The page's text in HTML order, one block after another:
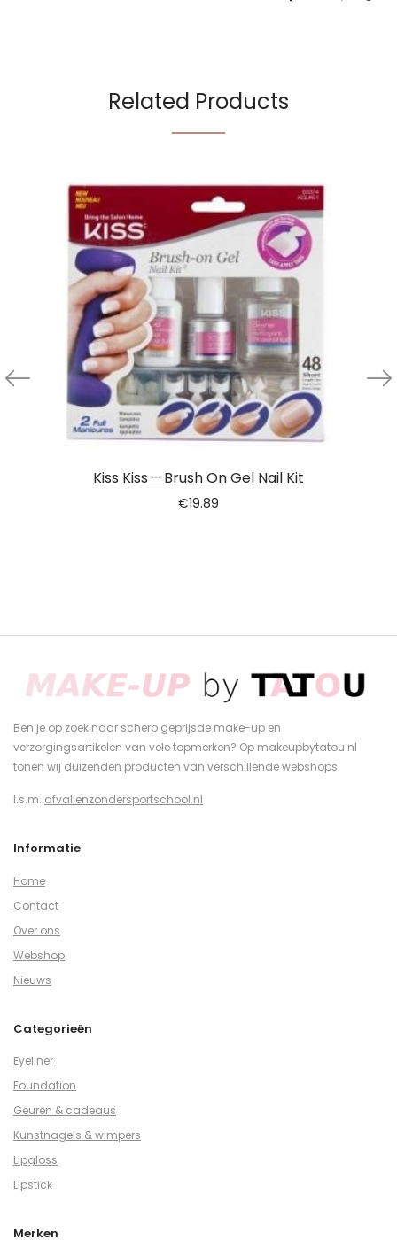
Related Products
Kiss Kiss – Brush On Gel Nail Kit
€19.89
Ben je op zoek naar scherp geprijsde make-up en
verzorgingsartikelen van vele topmerken? Op makeupbytatou.nl
tonen wij duizenden producten van verschillende webshops.
I.s.m. afvallenzondersportschool.nl
Informatie
Home
Contact
Over ons
Webshop
Nieuws
Categorieën
Eyeliner
Foundation
Geuren & cadeaus
Kunstnagels & wimpers
Lipgloss
Lipstick
Merken